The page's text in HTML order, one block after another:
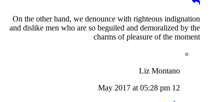
On the other hand, we denounce with righteous indignation
and dislike men who are so beguiled and demoralized by the
charms of pleasure of the moment
Liz Montano
12 May 2017 at 05:28 pm